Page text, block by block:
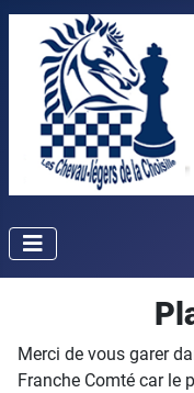
Merci de vous garer
Franche Comté car le